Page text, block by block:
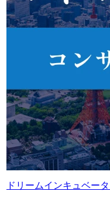
ドリームインキュベー